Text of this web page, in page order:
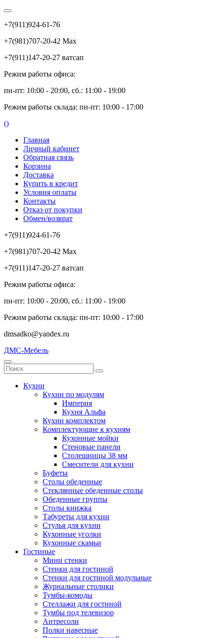
+7(911)924-61-76
+7(981)707-20-42 Max
+7(911)147-20-27 ватсап
Режим работы офиса:
пн-пт: 10:00 - 20:00, сб.: 11:00 - 19:00
Режим работы склада: пн-пт: 10:00 - 17:00
()
Главная
Личный кабинет
Обратная связь
Корзина
Доставка
Купить в кредит
Условия оплаты
Контакты
Отказ от покупки
Обмен/возврат
+7(911)924-61-76
+7(981)707-20-42 Max
+7(911)147-20-27 ватсап
Режим работы офиса:
пн-пт: 10:00 - 20:00, сб.: 11:00 - 19:00
Режим работы склада: пн-пт: 10:00 - 17:00
dmsadko@yandex.ru
ДМС-Мебель
Кухни
Кухни по модулям
Империя
Кухня Альфа
Кухни комплектом
Комплектующие к кухням
Кухонные мойки
Стеновые панели
Столешницы 38 мм
Смесители для кухни
Буфеты
Столы обеденные
Стеклянные обеденные столы
Обеденные группы
Столы книжка
Табуреты для кухни
Стулья для кухни
Кухонные уголки
Кухонные скамьи
Гостиные
Мини стенки
Стенки для гостиной
Стенки для гостиной модульные
Журнальные столики
Тумбы-комоды
Стеллажи для гостиной
Тумбы под телевизор
Антресоли
Полки навесные